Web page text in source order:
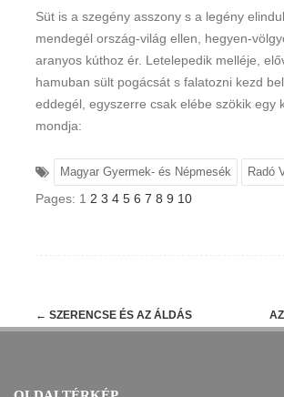
Süt is a szegény asszony s a legény
mendegél ország-világ ellen, hegyen-
aranyos kúthoz ér. Letelepedik melléje,
hamuban sült pogácsát s falatozni kezd
eddegél, egyszerre csak elébe szökik egy
mondja:
Magyar Gyermek- és Népmesék Radó
Pages: 1 2 3 4 5 6 7 8 9 10
Post
← SZERENCSE ÉS AZ ÁLDÁS